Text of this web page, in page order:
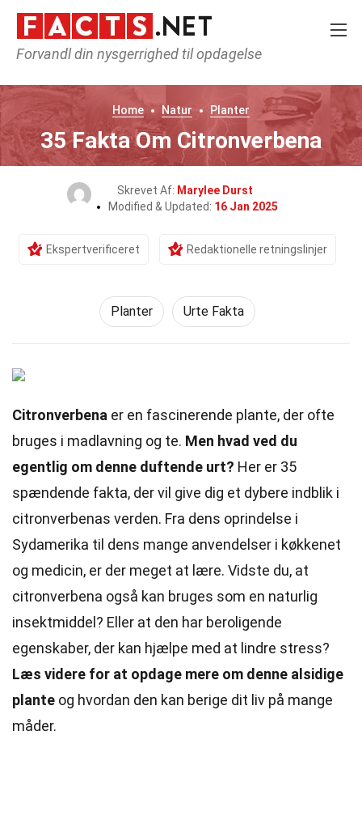
Forvandl din nysgerrighed til opdagelse
Home Natur Planter
35 Fakta Om Citronverbena
Skrevet Af: Marylee Durst
Modified & Updated: 16 Jan 2025
Ekspertverificeret Redaktionelle retningslinjer
Planter Urte Fakta
Citronverbena er en fascinerende plante, der ofte
bruges i madlavning og te. Men hvad ved du
egentlig om denne duftende urt? Her er 35
spændende fakta, der vil give dig et dybere indblik i
citronverbenas verden. Fra dens oprindelse i
Sydamerika til dens mange anvendelser i køkkenet
og medicin, er der meget at lære. Vidste du, at
citronverbena også kan bruges som en naturlig
insektmiddel? Eller at den har beroligende
egenskaber, der kan hjælpe med at lindre stress?
Læs videre for at opdage mere om denne alsidige
plante og hvordan den kan berige dit liv på mange
måder.